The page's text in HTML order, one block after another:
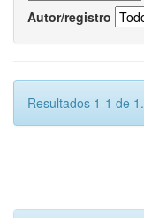
Autor/registro
Resultados 1-1 de 1.